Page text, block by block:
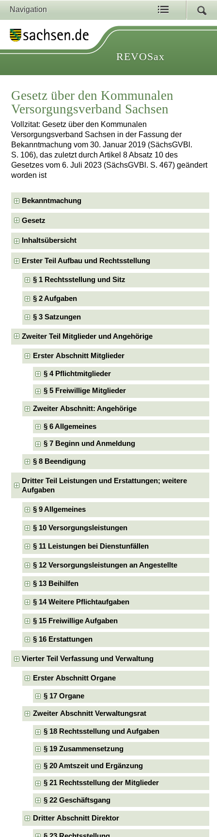
Navigation
REVOSax
Gesetz über den Kommunalen
Versorgungsverband Sachsen
Vollzitat: Gesetz über den Kommunalen
Versorgungsverband Sachsen in der Fassung der
Bekanntmachung vom 30. Januar 2019 (SächsGVBl.
S. 106), das zuletzt durch Artikel 8 Absatz 10 des
Gesetzes vom 6. Juli 2023 (SächsGVBl. S. 467) geändert
worden ist
Bekanntmachung
Gesetz
Inhaltsübersicht
Erster Teil Aufbau und Rechtsstellung
§ 1 Rechtsstellung und Sitz
§ 2 Aufgaben
§ 3 Satzungen
Zweiter Teil Mitglieder und Angehörige
Erster Abschnitt Mitglieder
§ 4 Pflichtmitglieder
§ 5 Freiwillige Mitglieder
Zweiter Abschnitt: Angehörige
§ 6 Allgemeines
§ 7 Beginn und Anmeldung
§ 8 Beendigung
Dritter Teil Leistungen und Erstattungen; weitere
Aufgaben
§ 9 Allgemeines
§ 10 Versorgungsleistungen
§ 11 Leistungen bei Dienstunfällen
§ 12 Versorgungsleistungen an Angestellte
§ 13 Beihilfen
§ 14 Weitere Pflichtaufgaben
§ 15 Freiwillige Aufgaben
§ 16 Erstattungen
Vierter Teil Verfassung und Verwaltung
Erster Abschnitt Organe
§ 17 Organe
Zweiter Abschnitt Verwaltungsrat
§ 18 Rechtsstellung und Aufgaben
§ 19 Zusammensetzung
§ 20 Amtszeit und Ergänzung
§ 21 Rechtsstellung der Mitglieder
§ 22 Geschäftsgang
Dritter Abschnitt Direktor